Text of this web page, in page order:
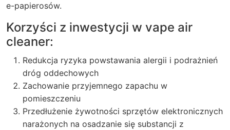
e-papierosów.
Korzyści z inwestycji w vape air
cleaner:
Redukcja ryzyka powstawania alergii i podrażnień
dróg oddechowych
Zachowanie przyjemnego zapachu w
pomieszczeniu
Przedłużenie żywotności sprzętów elektronicznych
narażonych na osadzanie się substancji z